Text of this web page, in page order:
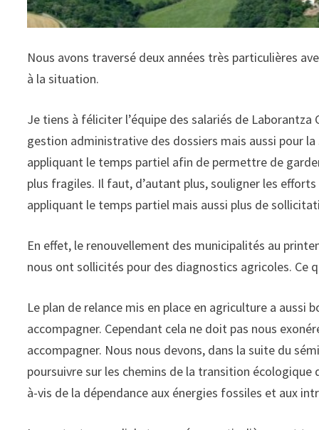
Nous avons traversé deux années très particulières
à la situation.
Je tiens à féliciter l’équipe des salariés de
gestion administrative des dossiers mais aussi pour
appliquant le temps partiel afin de permettre de
plus fragiles. Il faut, d’autant plus, souligner les
appliquant le temps partiel mais aussi plus de
En effet, le renouvellement des municipalités au
nous ont sollicités pour des diagnostics agricoles. Ce
Le plan de relance mis en place en agriculture a
accompagner. Cependant cela ne doit pas nous
accompagner. Nous nous devons, dans la suite du
poursuivre sur les chemins de la transition écologique
à-vis de la dépendance aux énergies fossiles et aux